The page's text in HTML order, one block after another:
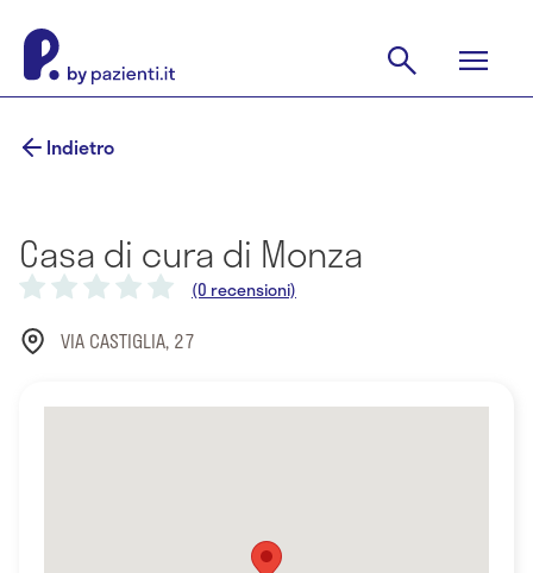
Indietro
Casa di cura di Monza
(0 recensioni)
VIA CASTIGLIA, 27